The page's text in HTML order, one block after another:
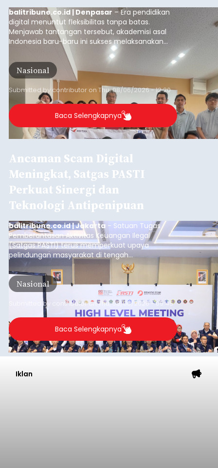
balitribune.co.id | Denpasar – Era pendidikan
digital menuntut fleksibilitas tanpa batas.
Menjawab tantangan tersebut, akademisi asal
Indonesia baru-baru ini sukses melaksanakan
program Pengabdian Kepada Masyarakat (PKM)
skala internasional di Distributed Systems
Laboratory, Okayama University, Jepang.
Nasional
Submitted by contributor on Thu, 08/06/2026 - 12:20
Baca Selengkapnya
Ancaman Scam Digital
Meningkat, Satgas PASTI
Perkuat Sinergi dan
Teknologi Antipenipuan
balitribune.co.id | Jakarta - Satuan Tugas
Pemberantasan Aktivitas Keuangan Ilegal
(Satgas PASTI) terus memperkuat upaya
pelindungan masyarakat di tengah
meningkatnya ancaman penipuan digital yang
semakin kompleks.
Nasional
Submitted by contributoronThu, 08/06/2026 - 09:45
Baca Selengkapnya
Iklan